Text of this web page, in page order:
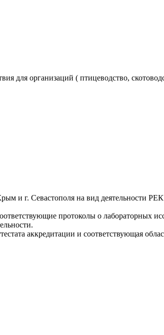
для организаций ( птицеводство,
и г. Севастополя на вид
протоколы о лабораторных
аккредитации и соответствующая